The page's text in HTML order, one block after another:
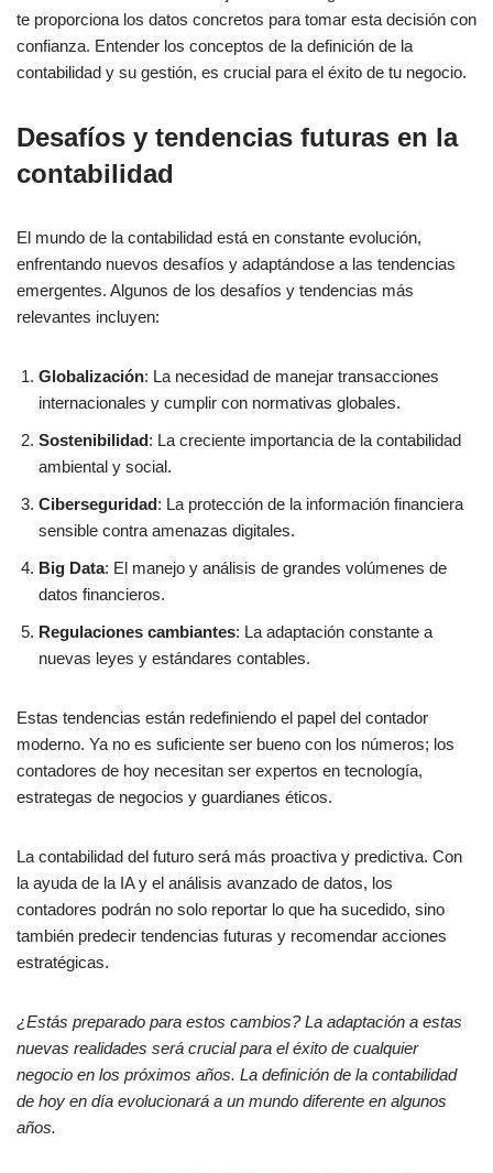
te proporciona los datos concretos para tomar esta decisión con
confianza. Entender los conceptos de la definición de la
contabilidad y su gestión, es crucial para el éxito de tu negocio.
Desafíos y tendencias futuras en la
contabilidad
El mundo de la contabilidad está en constante evolución,
enfrentando nuevos desafíos y adaptándose a las tendencias
emergentes. Algunos de los desafíos y tendencias más
relevantes incluyen:
Globalización: La necesidad de manejar transacciones
internacionales y cumplir con normativas globales.
Sostenibilidad: La creciente importancia de la contabilidad
ambiental y social.
Ciberseguridad: La protección de la información financiera
sensible contra amenazas digitales.
Big Data: El manejo y análisis de grandes volúmenes de
datos financieros.
Regulaciones cambiantes: La adaptación constante a
nuevas leyes y estándares contables.
Estas tendencias están redefiniendo el papel del contador
moderno. Ya no es suficiente ser bueno con los números; los
contadores de hoy necesitan ser expertos en tecnología,
estrategas de negocios y guardianes éticos.
La contabilidad del futuro será más proactiva y predictiva. Con
la ayuda de la IA y el análisis avanzado de datos, los
contadores podrán no solo reportar lo que ha sucedido, sino
también predecir tendencias futuras y recomendar acciones
estratégicas.
¿Estás preparado para estos cambios? La adaptación a estas
nuevas realidades será crucial para el éxito de cualquier
negocio en los próximos años. La definición de la contabilidad
de hoy en día evolucionará a un mundo diferente en algunos
años.